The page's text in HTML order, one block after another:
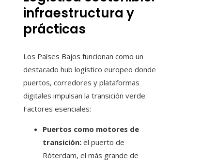
infraestructura y
prácticas
Los Países Bajos funcionan como un
destacado hub logístico europeo donde
puertos, corredores y plataformas
digitales impulsan la transición verde.
Factores esenciales:
Puertos como motores de
transición: el puerto de
Róterdam, el más grande de